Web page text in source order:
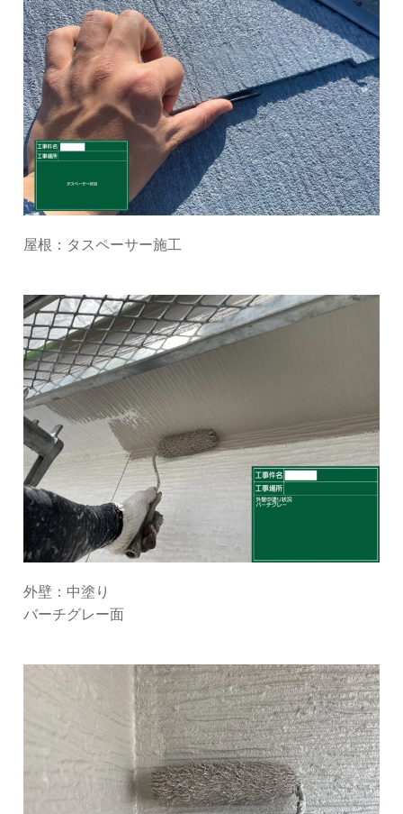
屋根：タスペーサー施工
外壁：中塗り
バーチグレー面